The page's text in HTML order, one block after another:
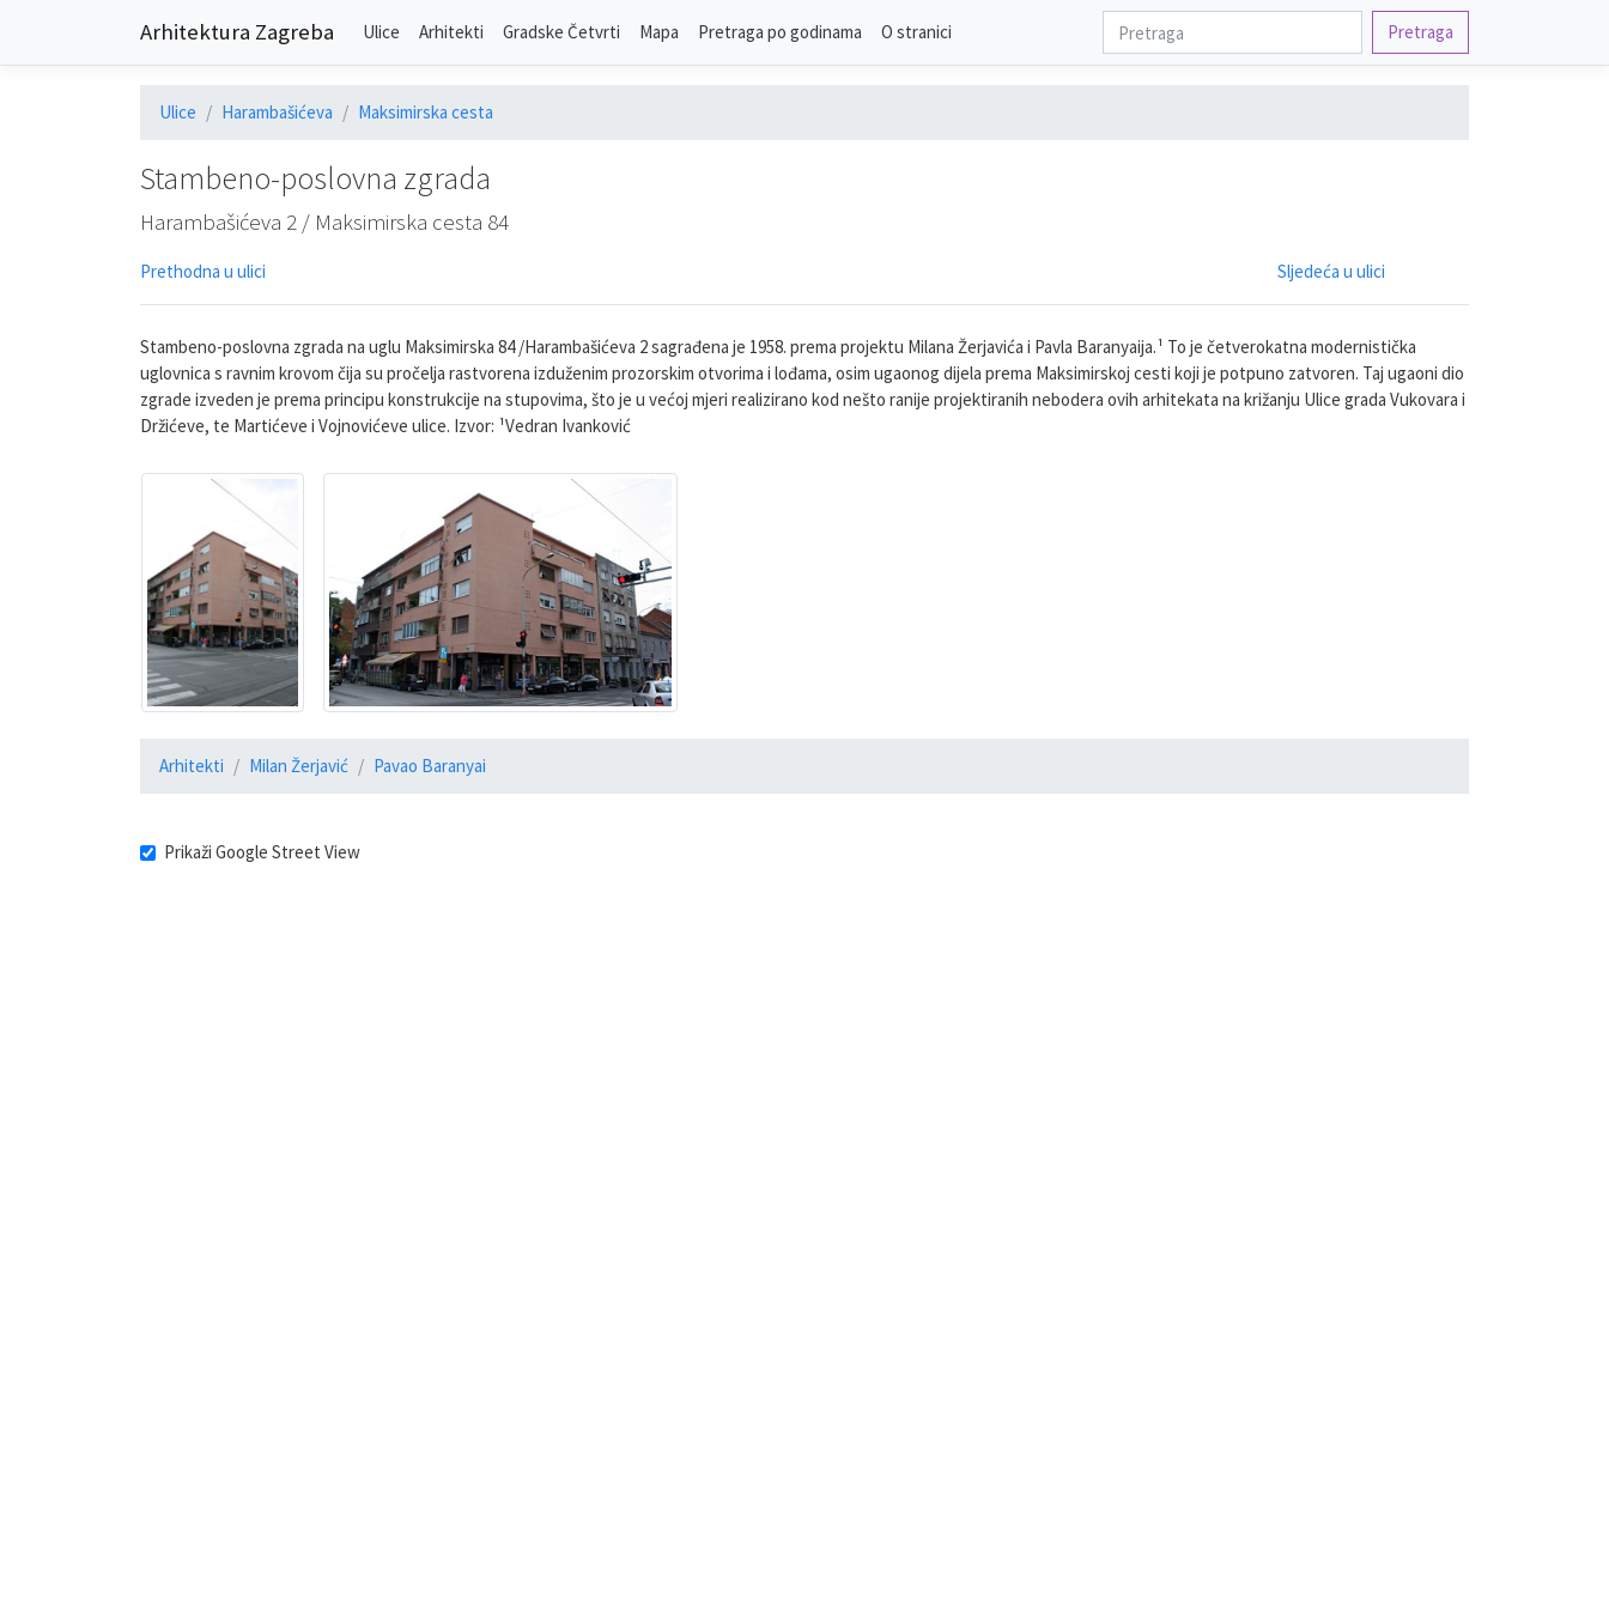
Arhitektura Zagreba Ulice Arhitekti Gradske Četvrti Mapa Pretraga po godinama O stranici Pretraga
Ulice Harambašićeva Maksimirska cesta
Stambeno-poslovna zgrada
Harambašićeva 2 / Maksimirska cesta 84
Prethodna u ulici Sljedeća u ulici
Stambeno-poslovna zgrada na uglu Maksimirska 84 /Harambašićeva 2 sagrađena je 1958. prema projektu Milana Žerjavića i Pavla Baranyaija.¹ To je četverokatna modernistička
uglovnica s ravnim krovom čija su pročelja rastvorena izduženim prozorskim otvorima i lođama, osim ugaonog dijela prema Maksimirskoj cesti koji je potpuno zatvoren. Taj ugaoni dio
zgrade izveden je prema principu konstrukcije na stupovima, što je u većoj mjeri realizirano kod nešto ranije projektiranih nebodera ovih arhitekata na križanju Ulice grada Vukovara i
Držićeve, te Martićeve i Vojnovićeve ulice. Izvor: ¹Vedran Ivanković
Arhitekti Milan Žerjavić Pavao Baranyai
Prikaži Google Street View